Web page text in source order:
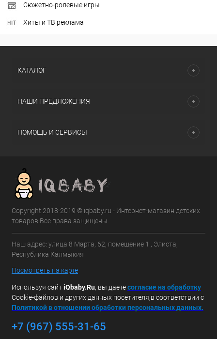
Сюжетно-ролевые игры
Хиты и ТВ реклама
КАТАЛОГ
НАШИ ПРЕДЛОЖЕНИЯ
ПОМОЩЬ И СЕРВИСЫ
Copyright 2018-2019 © iqbaby.ru - Интернет-магазин детских
товаров Все права защищены.
Наш адрес: улица 8 Марта, 62, помещение 1 , Элиста,
Республика Калмыкия
Посмотреть на карте
Используя сайтiQbaby.Ru, вы даетесогласие на обработку
Cookie-файлов и других данных посетителя,в соответствии с
Политикой в отношении обработки персональных данных.
+7 (967) 555-31-65